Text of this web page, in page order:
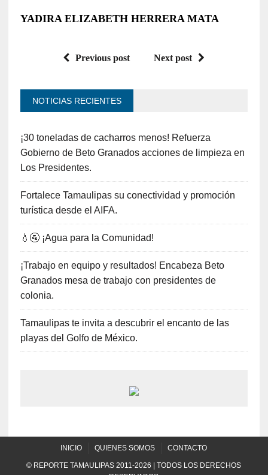
YADIRA ELIZABETH HERRERA MATA
Previous post Next post
NOTICIAS RECIENTES
¡30 toneladas de cacharros menos! Refuerza
Gobierno de Beto Granados acciones de limpieza en
Los Presidentes.
Fortalece Tamaulipas su conectividad y promoción
turística desde el AIFA.
💧🚰 ¡Agua para la Comunidad!
¡Trabajo en equipo y resultados! Encabeza Beto
Granados mesa de trabajo con presidentes de
colonia.
Tamaulipas te invita a descubrir el encanto de las
playas del Golfo de México.
INICIO QUIENES SOMOS CONTACTO
© REPORTE TAMAULIPAS 2011-2026 | TODOS LOS DERECHOS